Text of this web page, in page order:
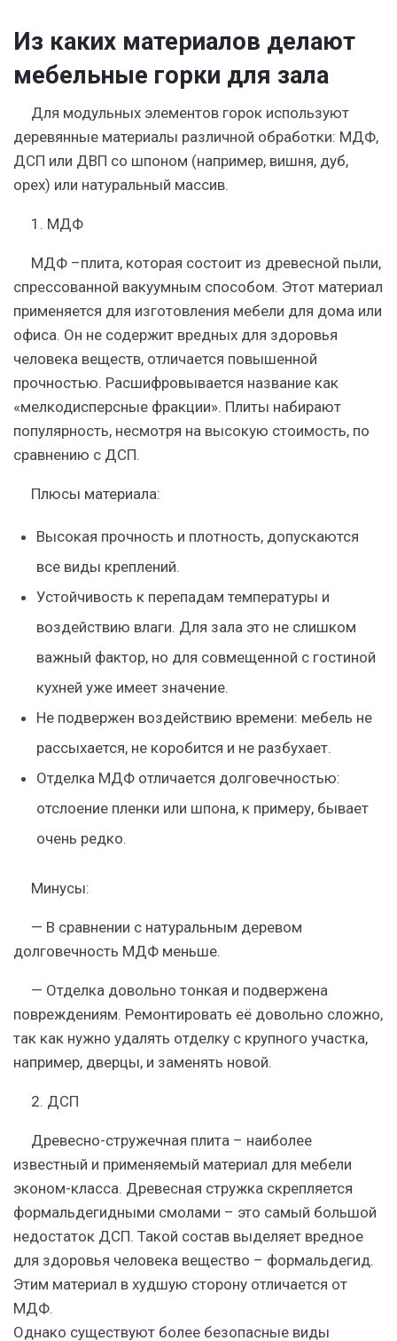
Из каких материалов делают
мебельные горки для зала
Для модульных элементов горок используют
деревянные материалы различной обработки: МДФ,
ДСП или ДВП со шпоном (например, вишня, дуб,
орех) или натуральный массив.
1. МДФ
МДФ –плита, которая состоит из древесной пыли,
спрессованной вакуумным способом. Этот материал
применяется для изготовления мебели для дома или
офиса. Он не содержит вредных для здоровья
человека веществ, отличается повышенной
прочностью. Расшифровывается название как
«мелкодисперсные фракции». Плиты набирают
популярность, несмотря на высокую стоимость, по
сравнению с ДСП.
Плюсы материала:
Высокая прочность и плотность, допускаются
все виды креплений.
Устойчивость к перепадам температуры и
воздействию влаги. Для зала это не слишком
важный фактор, но для совмещенной с гостиной
кухней уже имеет значение.
Не подвержен воздействию времени: мебель не
рассыхается, не коробится и не разбухает.
Отделка МДФ отличается долговечностью:
отслоение пленки или шпона, к примеру, бывает
очень редко.
Минусы:
— В сравнении с натуральным деревом
долговечность МДФ меньше.
— Отделка довольно тонкая и подвержена
повреждениям. Ремонтировать её довольно сложно,
так как нужно удалять отделку с крупного участка,
например, дверцы, и заменять новой.
2. ДСП
Древесно-стружечная плита – наиболее
известный и применяемый материал для мебели
эконом-класса. Древесная стружка скрепляется
формальдегидными смолами – это самый большой
недостаток ДСП. Такой состав выделяет вредное
для здоровья человека вещество – формальдегид.
Этим материал в худшую сторону отличается от
МДФ.
Однако существуют более безопасные виды